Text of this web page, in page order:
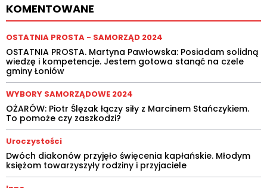
KOMENTOWANE
OSTATNIA PROSTA - SAMORZĄD 2024
OSTATNIA PROSTA. Martyna Pawłowska: Posiadam solidną
wiedzę i kompetencje. Jestem gotowa stanąć na czele
gminy Łoniów
WYBORY SAMORZĄDOWE 2024
OŻARÓW: Piotr Ślęzak łączy siły z Marcinem Stańczykiem.
To pomoże czy zaszkodzi?
Uroczystości
Dwóch diakonów przyjęło święcenia kapłańskie. Młodym
księżom towarzyszyły rodziny i przyjaciele